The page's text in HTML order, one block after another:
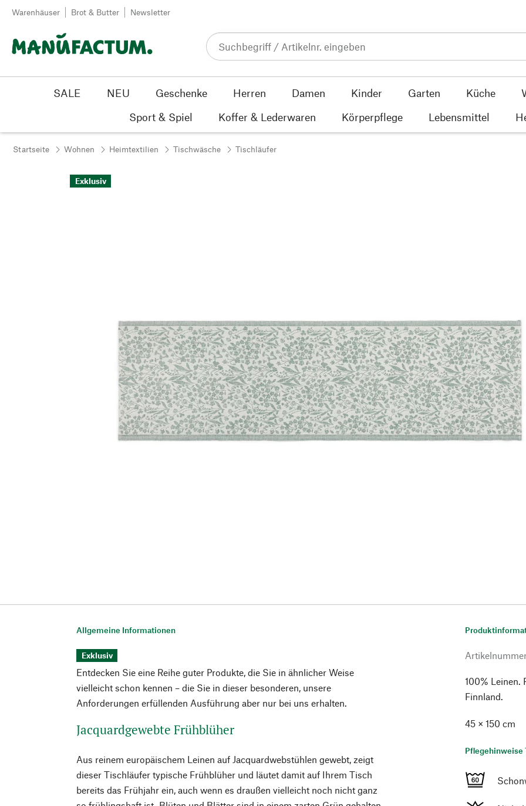
Zum Inhalt springen
Warenhäuser Brot & Butter Newsletter
SALE NEU Geschenke Herren Damen Kinder Garten Küche
Sport & Spiel
Koffer & Lederwaren Körperpflege Lebensmittel
Startseite Wohnen Heimtextilien Tischwäsche Tischläufer
Exklusiv
Allgemeine Informationen
Exklusiv
Entdecken Sie eine Reihe guter Produkte, die Sie in ähnlicher Weise
vielleicht schon kennen – die Sie in dieser besonderen, unsere
Anforderungen erfüllenden Ausführung aber nur bei uns erhalten.
Jacquardgewebte Frühblüher
Aus reinem europäischem Leinen auf Jacquardwebstühlen gewebt, zeigt
dieser Tischläufer typische Frühblüher und läutet damit auf Ihrem Tisch
bereits das Frühjahr ein, auch wenn es draußen vielleicht noch nicht ganz
100% Leinen.
Finnland.
45 × 150 cm
Pflegehinweise